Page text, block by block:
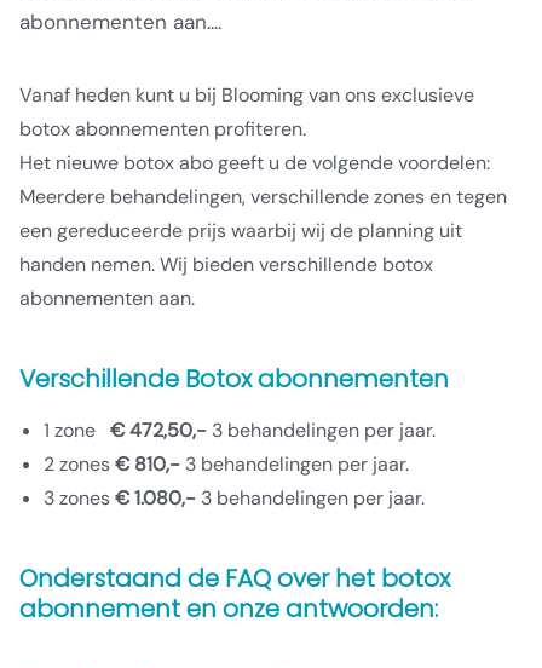
abonnementen aan....
Vanaf heden kunt u bij Blooming van ons exclusieve
botox abonnementen profiteren.
Het nieuwe botox abo geeft u de volgende voordelen:
Meerdere behandelingen, verschillende zones en tegen
een gereduceerde prijs waarbij wij de planning uit
handen nemen. Wij bieden verschillende botox
abonnementen aan.
Verschillende Botox abonnementen
1 zone € 472,50,- 3 behandelingen per jaar.
2 zones€ 810,- 3 behandelingen per jaar.
3 zones€ 1.080,- 3 behandelingen per jaar.
Onderstaand de FAQ over het botox
abonnement en onze antwoorden: